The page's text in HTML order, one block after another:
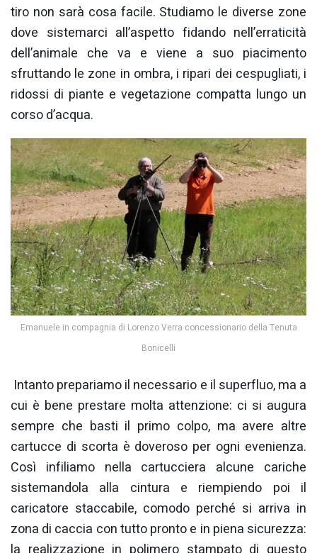
tiro non sarà cosa facile. Studiamo le diverse zone
dove sistemarci all’aspetto fidando nell’erraticità
dell’animale che va e viene a suo piacimento
sfruttando le zone in ombra, i ripari dei cespugliati, i
ridossi di piante e vegetazione compatta lungo un
corso d’acqua.
Emanuele in compagnia di Lorenzo Verra concessionario della Tenuta
Bonicelli
Intanto prepariamo il necessario e il superfluo, ma a
cui è bene prestare molta attenzione: ci si augura
sempre che basti il primo colpo, ma avere altre
cartucce di scorta è doveroso per ogni evenienza.
Così infiliamo nella cartucciera alcune cariche
sistemandola alla cintura e riempiendo poi il
caricatore staccabile, comodo perché si arriva in
zona di caccia con tutto pronto e in piena sicurezza: